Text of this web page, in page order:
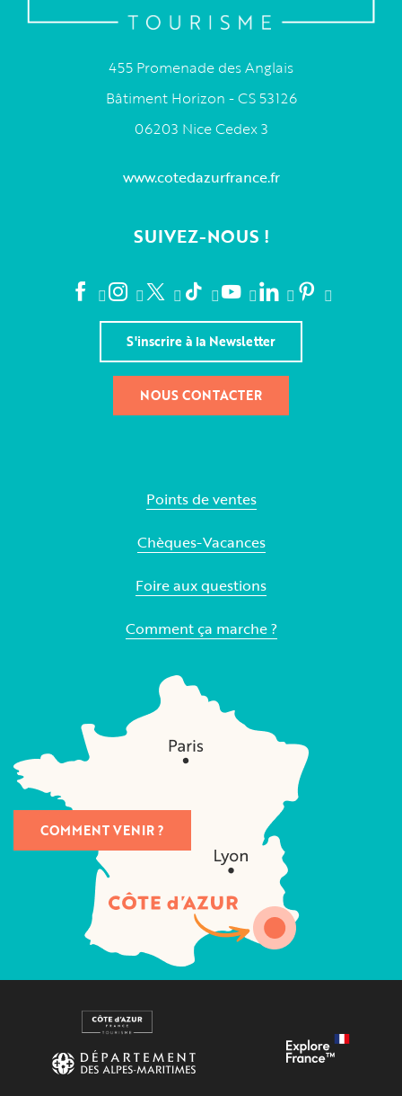
455 Promenade des Anglais
Bâtiment Horizon - CS 53126
06203 Nice Cedex 3
www.cotedazurfrance.fr
SUIVEZ-NOUS !
S'inscrire à la Newsletter
NOUS CONTACTER
Points de ventes
Chèques-Vacances
Foire aux questions
Comment ça marche ?
COMMENT VENIR ?